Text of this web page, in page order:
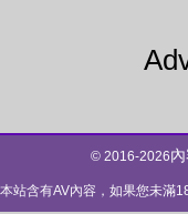
© 2016-2026
站含有AV內容，如果您未滿